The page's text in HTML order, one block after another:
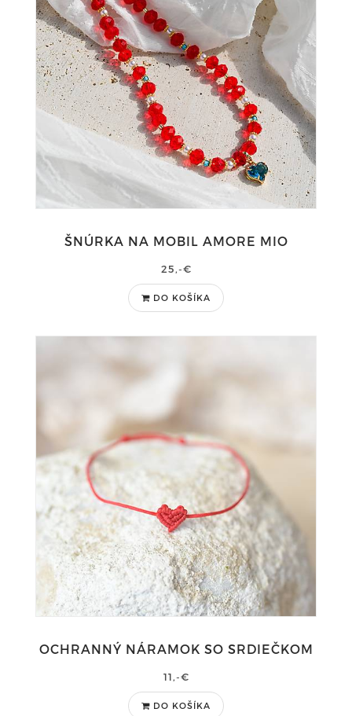
ŠNÚRKA NA MOBIL AMORE MIO
25,-€
DO KOŠÍKA
OCHRANNÝ NÁRAMOK SO SRDIEČKOM
11,-€
DO KOŠÍKA